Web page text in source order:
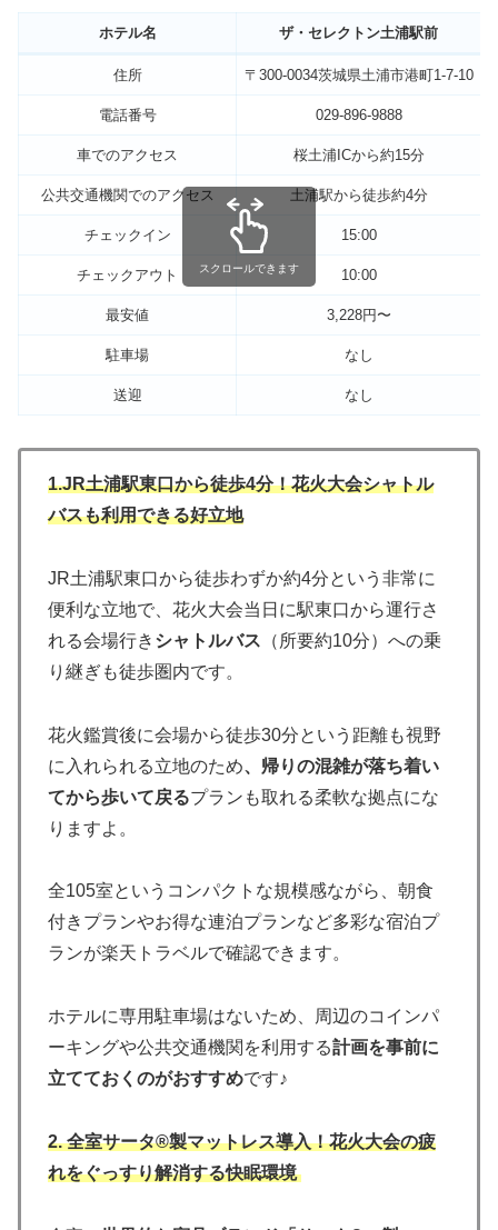
ホテル名 ザ・セレクトン土浦駅前
住所 〒300-0034茨城県土浦市港町1-7-10
電話番号 029-896-9888
車でのアクセス 桜土浦ICから約15分
公共交通機関でのアクセス 土浦駅から徒歩約4分
チェックイン 15:00
チェックアウト 10:00
最安値 3,228円〜
駐車場 なし
送迎 なし
スクロールできます
1.JR土浦駅東口から徒歩4分！花火大会シャトル
バスも利用できる好立地
JR土浦駅東口から徒歩わずか約4分という非常に
便利な立地で、花火大会当日に駅東口から運行さ
れる会場行き シャトルバス （所要約10分）への乗
り継ぎも徒歩圏内です。
花火鑑賞後に会場から徒歩30分という距離も視野
に入れられる立地のため、帰りの混雑が落ち着い
てから歩いて戻るプランも取れる柔軟な拠点にな
りますよ。
全105室というコンパクトな規模感ながら、朝食
付きプランやお得な連泊プランなど多彩な宿泊プ
ランが楽天トラベルで確認できます。
ホテルに専用駐車場はないため、周辺のコインパ
ーキングや公共交通機関を利用する計画を事前に
立てておくのがおすすめです♪
2.全室サータ®製マットレス導入！花火大会の疲
れをぐっすり解消する快眠環境